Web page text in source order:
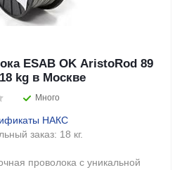
ESAB OK AristoRod 89
kg в Москве
Много
НАКС
заказ: 18 кг.
проволока с уникальной